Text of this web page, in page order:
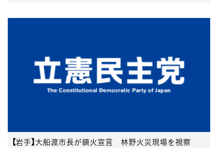
【岩手】大船渡市長が鎮火宣言 林野火災現場を視察